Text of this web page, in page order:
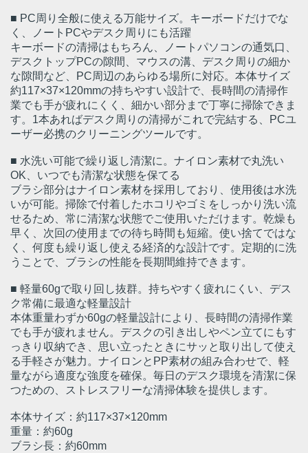
■ PC周り全般に使える万能サイズ。キーボードだけでな
く、ノートPCやデスク周りにも活躍
キーボードの清掃はもちろん、ノートパソコンの通気口、
デスクトップPCの隙間、マウスの溝、デスク周りの細か
な隙間など、PC周辺のあらゆる場所に対応。本体サイズ
約117×37×120mmの持ちやすい設計で、長時間の清掃作
業でも手が疲れにくく、細かい部分まで丁寧に掃除できま
す。1本あればデスク周りの清掃がこれで完結する、PCユ
ーザー必携のクリーニングツールです。
■ 水洗い可能で繰り返し清潔に。ナイロン素材で丸洗い
OK、いつでも清潔な状態を保てる
ブラシ部分はナイロン素材を採用しており、使用後は水洗
いが可能。掃除で付着したホコリやゴミをしっかり洗い流
せるため、常に清潔な状態でご使用いただけます。乾燥も
早く、次回の使用までの待ち時間も短縮。使い捨てではな
く、何度も繰り返し使える経済的な設計です。定期的に洗
うことで、ブラシの性能を長期間維持できます。
■ 軽量60gで取り回し抜群。持ちやすく疲れにくい、デス
ク常備に最適な軽量設計
本体重量わずか60gの軽量設計により、長時間の清掃作業
でも手が疲れません。デスクの引き出しやペン立てにもす
っきり収納でき、思い立ったときにサッと取り出して使え
る手軽さが魅力。ナイロンとPP素材の組み合わせで、軽
量ながら適度な強度を確保。毎日のデスク環境を清潔に保
つための、ストレスフリーな清掃体験を提供します。
本体サイズ：約117×37×120mm
重量：約60g
ブラシ長：約60mm